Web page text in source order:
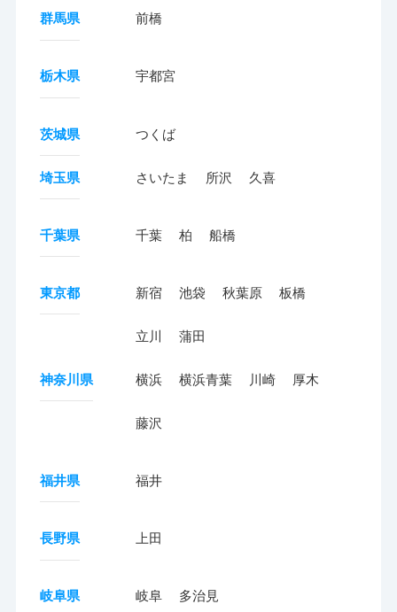
群馬県 前橋
栃木県 宇都宮
茨城県 つくば
埼玉県 さいたま 所沢 久喜
千葉県 千葉 柏 船橋
東京都 新宿 池袋 秋葉原 板橋
立川 蒲田
神奈川県 横浜 横浜青葉 川崎 厚木
藤沢
福井県 福井
長野県 上田
岐阜県 岐阜 多治見